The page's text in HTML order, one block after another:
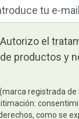
Autorizo el
de productos y
registrada
como se